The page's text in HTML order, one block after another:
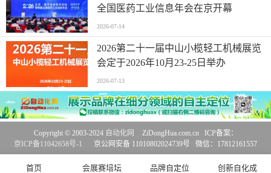
全国医药工业信息年会在京开幕
2026-07-14
2026第二十一届中山小榄轻工机械展览
会定于2026年10月23-25日举办
2026-07-13
首页 会展赛培坛 品牌自定位 创新自化成
Copyright © 2003-2024 自动化网
ZiDongHua.com.cn ICP备案：
京ICP备11042658号-1
京公网安备 11010802024739号 微信：17812161557